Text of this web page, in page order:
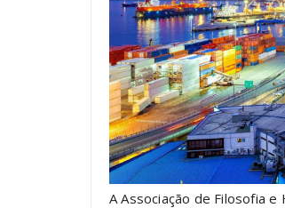
A Associação de Filosofia